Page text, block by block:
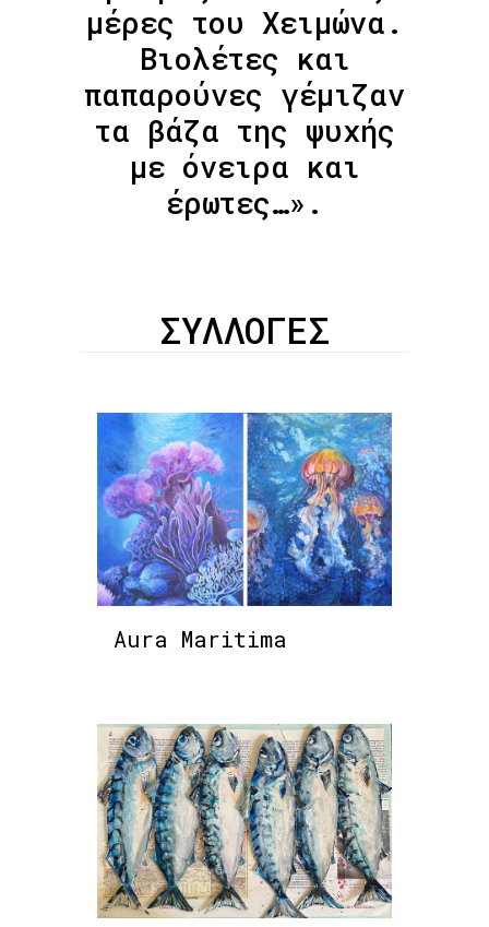
μέρες του Χειμώνα.
Βιολέτες και
παπαρούνες γέμιζαν
τα βάζα της ψυχής
με όνειρα και
έρωτες…».
ΣΥΛΛΟΓΕΣ
Aura Maritima